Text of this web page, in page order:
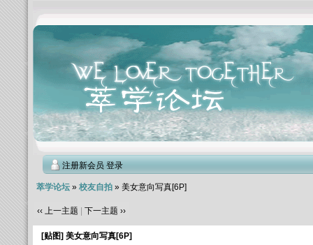
注册新会员 登录
萃学论坛» 校友自拍» 美女意向写真[6P]
‹‹ 上一主题 下一主题 ››
[贴图] 美女意向写真[6P]